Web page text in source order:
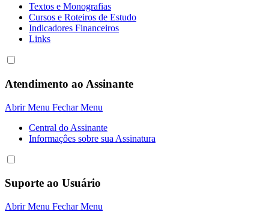
Textos e Monografias
Cursos e Roteiros de Estudo
Indicadores Financeiros
Links
Atendimento ao Assinante
Abrir Menu Fechar Menu
Central do Assinante
Informaçôes sobre sua Assinatura
Suporte ao Usuário
Abrir Menu Fechar Menu